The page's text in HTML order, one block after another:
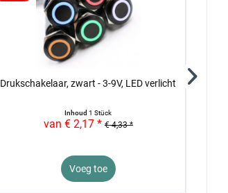
Drukschakelaar, zwart - 3-9V, LED verlicht
Inhoud1 Stück
van € 2,17 * € 4,33 *
Voeg toe